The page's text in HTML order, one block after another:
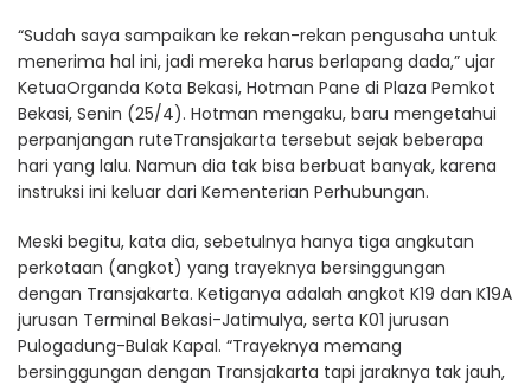
“Sudah saya sampaikan ke rekan-rekan pengusaha untuk
menerima hal ini, jadi mereka harus berlapang dada,” ujar
KetuaOrganda Kota Bekasi, Hotman Pane di Plaza Pemkot
Bekasi, Senin (25/4). Hotman mengaku, baru mengetahui
perpanjangan ruteTransjakarta tersebut sejak beberapa
hari yang lalu. Namun dia tak bisa berbuat banyak, karena
instruksi ini keluar dari Kementerian Perhubungan.
Meski begitu, kata dia, sebetulnya hanya tiga angkutan
perkotaan (angkot) yang trayeknya bersinggungan
dengan Transjakarta. Ketiganya adalah angkot K19 dan K19A
jurusan Terminal Bekasi-Jatimulya, serta K01 jurusan
Pulogadung-Bulak Kapal. “Trayeknya memang
bersinggungan dengan Transjakarta tapi jaraknya tak jauh,